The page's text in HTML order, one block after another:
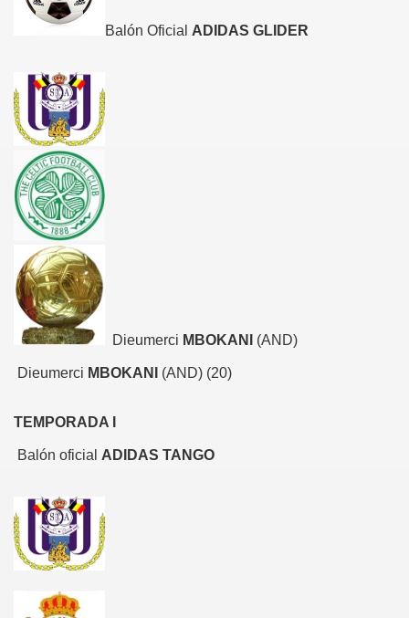
Balón Oficial ADIDAS GLIDER
Dieumerci MBOKANI (AND)
Dieumerci MBOKANI (AND) (20)
TEMPORADA I
Balón oficial ADIDAS TANGO